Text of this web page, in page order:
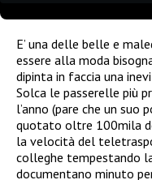
E’ una delle belle e
essere alla moda
dipinta in faccia una
Solca le passerelle più
l’anno (pare che un suo
quotato oltre 100mila
la velocità del
colleghe tempestando
documentano minuto